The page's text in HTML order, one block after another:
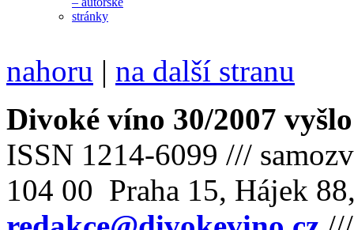
nahoru | na další stranu
Divoké víno 30/2007
ISSN 1214-6099 ///
104 00 Praha 15, Hájek